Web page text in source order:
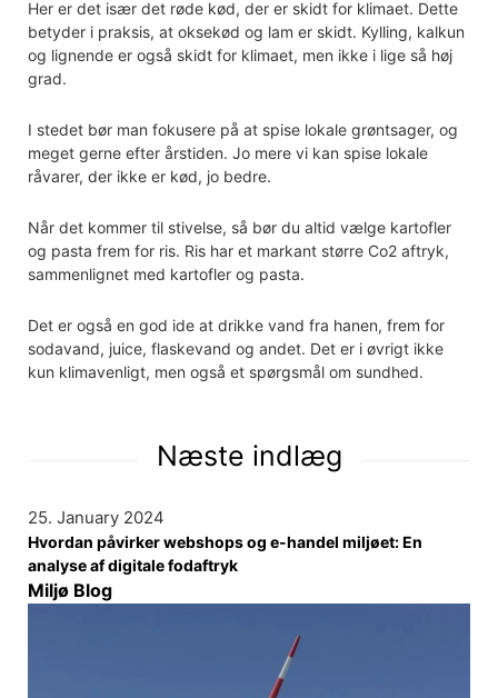
Her er det især det røde kød, der er skidt for klimaet. Dette
betyder i praksis, at oksekød og lam er skidt. Kylling, kalkun
og lignende er også skidt for klimaet, men ikke i lige så høj
grad.
I stedet bør man fokusere på at spise lokale grøntsager, og
meget gerne efter årstiden. Jo mere vi kan spise lokale
råvarer, der ikke er kød, jo bedre.
Når det kommer til stivelse, så bør du altid vælge kartofler
og pasta frem for ris. Ris har et markant større Co2 aftryk,
sammenlignet med kartofler og pasta.
Det er også en god ide at drikke vand fra hanen, frem for
sodavand, juice, flaskevand og andet. Det er i øvrigt ikke
kun klimavenligt, men også et spørgsmål om sundhed.
Næste indlæg
25. January 2024
Hvordan påvirker webshops og e-handel miljøet: En
analyse af digitale fodaftryk
Miljø Blog